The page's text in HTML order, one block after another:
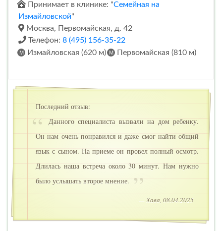
Принимает в клинике: "Семейная на
Измайловской"
Москва, Первомайская, д. 42
Телефон: 8 (495) 156-35-22
Измайловская (620 м)
Первомайская (810 м)
Последний отзыв:
Данного специалиста вызвали на дом ребенку.
Он нам очень понравился и даже смог найти общий
язык с сыном. На приеме он провел полный осмотр.
Длилась наша встреча около 30 минут. Нам нужно
было услышать второе мнение.
— Хава, 08.04.2025